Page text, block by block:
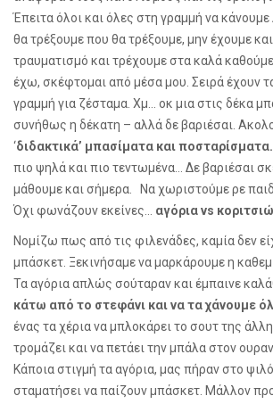
Έπειτα όλοι και όλες στη γραμμή να κάνουμε
θα τρέξουμε που θα τρέξουμε, μην έχουμε
τραυματισμό και τρέχουμε στα καλά
έχω, σκέφτομαι από μέσα μου. Σειρά έχουν
γραμμή για ζέσταμα. Χμ… οκ μια στις δέκα
συνήθως η δέκατη – αλλά δε βαριέσαι.
‘διδακτικά’ μπασίματα και
πιο ψηλά και πιο τεντωμένα… Δε βαριέσαι
μάθουμε και σήμερα. Να χωριστούμε ρε
Όχι φωνάζουν εκείνες… αγόριαvs
Νομίζω πως από τις φιλενάδες, καμία δεν
μπάσκετ. Ξεκινήσαμε να μαρκάρουμε η
Τα αγόρια απλώς σούταραν και έμπαινε
κάτω από το στεφάνι και να τα χάνουμε
ένας τα χέρια να μπλοκάρει το σουτ της
τρομάζει και να πετάει την μπάλα στον
Κάποια στιγμή τα αγόρια, μας πήραν στο
σταματήσει να παίζουν μπάσκετ. Μάλλον